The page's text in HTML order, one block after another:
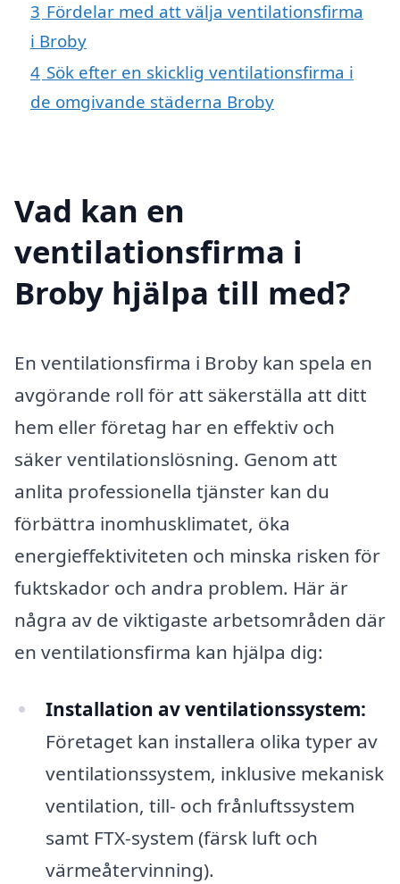
3 Fördelar med att välja ventilationsfirma
i Broby
4 Sök efter en skicklig ventilationsfirma i
de omgivande städerna Broby
Vad kan en
ventilationsfirma i
Broby hjälpa till med?
En ventilationsfirma i Broby kan spela en
avgörande roll för att säkerställa att ditt
hem eller företag har en effektiv och
säker ventilationslösning. Genom att
anlita professionella tjänster kan du
förbättra inomhusklimatet, öka
energieffektiviteten och minska risken för
fuktskador och andra problem. Här är
några av de viktigaste arbetsområden där
en ventilationsfirma kan hjälpa dig:
Installation av ventilationssystem:
Företaget kan installera olika typer av
ventilationssystem, inklusive mekanisk
ventilation, till- och frånluftssystem
samt FTX-system (färsk luft och
värmeåtervinning).